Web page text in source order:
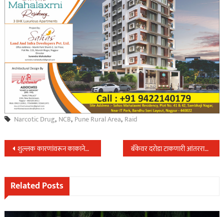
Narcotic Drug, NCB, Pune Rural Area, Raid
Post
navigation
शुल्लक कारणांवरून काकानेच केला पुतण्याचा खुन,४आरोपी अटकेत.. बँकेवर दरोडा टाकणारी आंतरराष्ट्रीय टोळी सोलापुर ग्रामीण पोलिसांच्या तावडीत,स्थानिक गुन्हे शाखेची उल्लेखनीय कामगिरी…
Related Posts